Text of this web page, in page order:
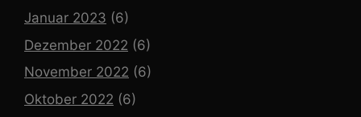
Januar 2023 (6)
Dezember 2022 (6)
November 2022 (6)
Oktober 2022 (6)